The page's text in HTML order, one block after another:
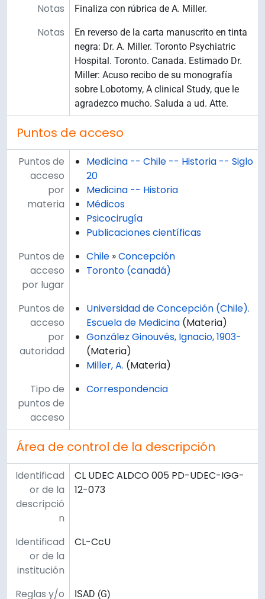
Notas Finaliza con rúbrica de A. Miller.
Notas
En reverso de la carta manuscrito en tinta
negra: Dr. A. Miller. Toronto Psychiatric
Hospital. Toronto. Canada. Estimado Dr.
Miller: Acuso recibo de su monografía
sobre Lobotomy, A clinical Study, que le
agradezco mucho. Saluda a ud. Atte.
Puntos de acceso
Puntos de
acceso
por
materia
Medicina -- Chile -- Historia -- Siglo
20
Medicina -- Historia
Médicos
Psicocirugía
Publicaciones científicas
Puntos de
acceso
por lugar
Chile »Concepción
Toronto (canadá)
Puntos de
acceso
por
autoridad
Universidad de Concepción (Chile).
Escuela de Medicina (Materia)
González Ginouvés, Ignacio, 1903-
(Materia)
Miller, A. (Materia)
Tipo de
puntos de
acceso
Correspondencia
Área de control de la descripción
Identificad
or de la
descripció
n
CL UDEC ALDCO 005 PD-UDEC-IGG-
12-073
Identificad
or de la
institución
CL-CcU
Reglas y/o ISAD (G)